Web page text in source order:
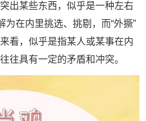
出某些东西，似乎是一种左右
为在内里挑选、挑剔，而“外撅”
看，似乎是指某人或某事在内
往具有一定的矛盾和冲突。